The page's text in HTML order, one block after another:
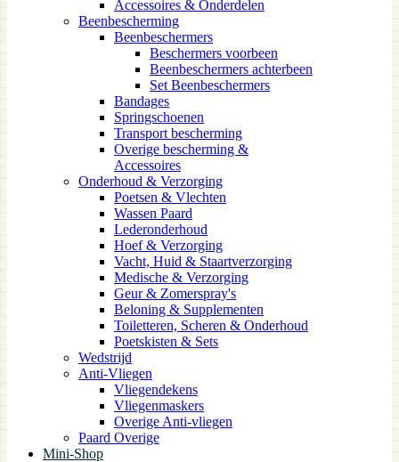
Accessoires & Onderdelen
Beenbescherming
Beenbeschermers
Beschermers voorbeen
Beenbeschermers achterbeen
Set Beenbeschermers
Bandages
Springschoenen
Transport bescherming
Overige bescherming &
Accessoires
Onderhoud & Verzorging
Poetsen & Vlechten
Wassen Paard
Lederonderhoud
Hoef & Verzorging
Vacht, Huid & Staartverzorging
Medische & Verzorging
Geur & Zomerspray's
Beloning & Supplementen
Toiletteren, Scheren & Onderhoud
Poetskisten & Sets
Wedstrijd
Anti-Vliegen
Vliegendekens
Vliegenmaskers
Overige Anti-vliegen
Paard Overige
Mini-Shop